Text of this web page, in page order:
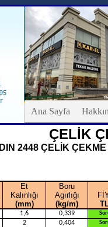
Ana Sayfa
ÇELİK
DIN 2448 ÇELİK
Et
Kalınlığı
(mm)
Boru
Agırlığı
(kg/m)
1,6 0,339
2 0,404